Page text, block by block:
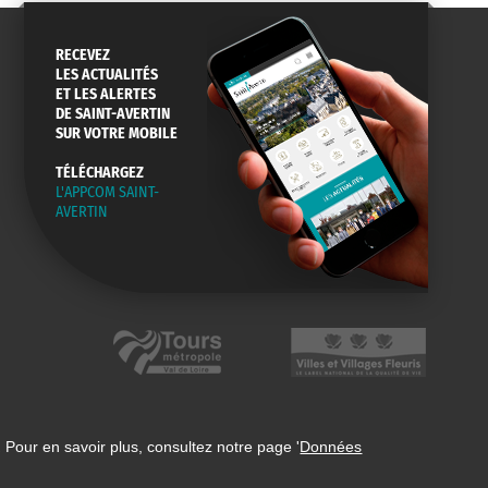
RECEVEZ
LES ACTUALITÉS
ET LES ALERTES
DE SAINT-AVERTIN
SUR VOTRE MOBILE
TÉLÉCHARGEZ
L'APPCOM SAINT-
AVERTIN
en savoir plus, consultez notre page 'Données